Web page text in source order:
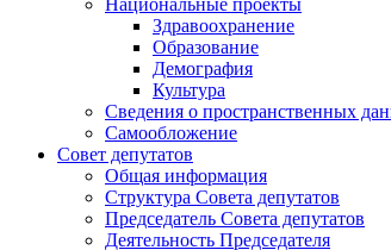
Здравоохранение
Образование
Демография
Культура
Сведения о пространственных
Самообложение
Совет депутатов
Общая информация
Структура Совета депутатов
Председатель Совета депутатов
Деятельность Председателя